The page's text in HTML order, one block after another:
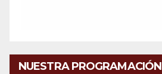
NUESTRA PROGRAMACIÓN